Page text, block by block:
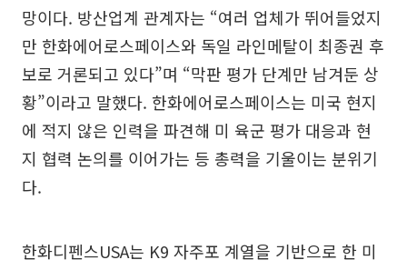
망이다. 방산업계 관계자는 “여러 업체가 뛰어들었지
만 한화에어로스페이스와 독일 라인메탈이 최종권 후
보로 거론되고 있다”며 “막판 평가 단계만 남겨둔 상
황”이라고 말했다. 한화에어로스페이스는 미국 현지
에 적지 않은 인력을 파견해 미 육군 평가 대응과 현
지 협력 논의를 이어가는 등 총력을 기울이는 분위기
다.
한화디펜스USA는 K9 자주포 계열을 기반으로 한 미